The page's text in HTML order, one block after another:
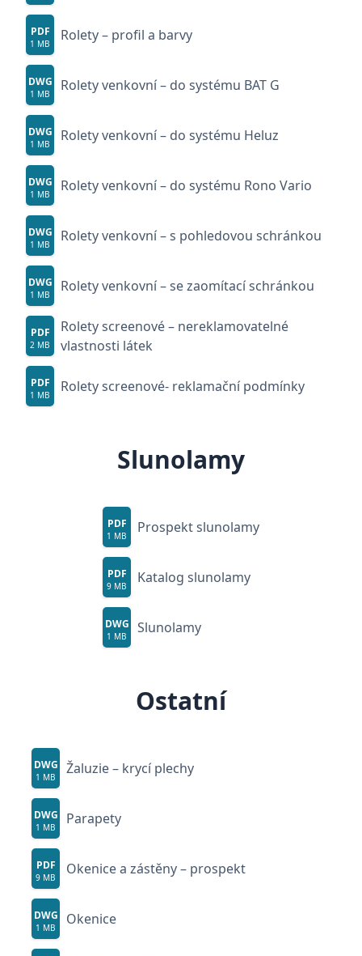
PDF
1 MB Rolety – profil a barvy
DWG
1 MB Rolety venkovní – do systému BAT G
DWG
1 MB Rolety venkovní – do systému Heluz
DWG
1 MB Rolety venkovní – do systému Rono Vario
DWG
1 MB Rolety venkovní – s pohledovou schránkou
DWG
1 MB Rolety venkovní – se zaomítací schránkou
PDF
2 MB
Rolety screenové – nereklamovatelné
vlastnosti látek
PDF
1 MB Rolety screenové- reklamační podmínky
Slunolamy
PDF
1 MB Prospekt slunolamy
PDF
9 MB Katalog slunolamy
DWG
1 MB Slunolamy
Ostatní
DWG
1 MB Žaluzie – krycí plechy
DWG
1 MB Parapety
PDF
9 MB Okenice a zástěny – prospekt
DWG
1 MB Okenice